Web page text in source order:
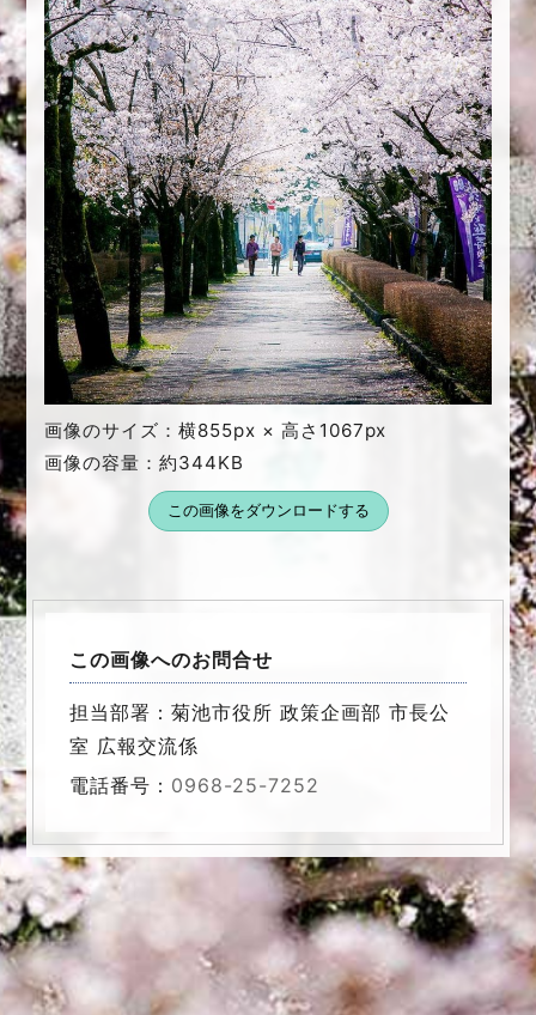
画像のサイズ：横855px × 高さ1067px
画像の容量：約344KB
この画像をダウンロードする
この画像へのお問合せ
担当部署：菊池市役所 政策企画部 市長公
室 広報交流係
電話番号： 0968-25-7252